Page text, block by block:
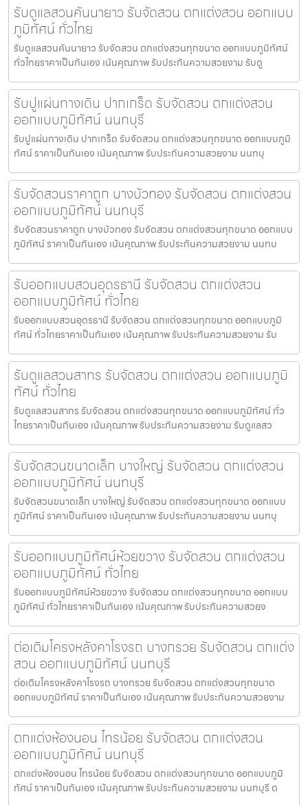
รับดูแลสวนคันนายาว รับจัดสวน ตกแต่งสวน ออกแบบ
ภูมิทัศน์ ทั่วไทย
รับดูแลสวนคันนายาว รับจัดสวน ตกแต่งสวนทุกขนาด ออกแบบภูมิทัศน์
ทั่วไทยราคาเป็นกันเอง เน้นคุณภาพ รับประกันความสวยงาม รับดู
รับปูแผ่นทางเดิน ปากเกร็ด รับจัดสวน ตกแต่งสวน
ออกแบบภูมิทัศน์ นนทบุรี
รับปูแผ่นทางเดิน ปากเกร็ด รับจัดสวน ตกแต่งสวนทุกขนาด ออกแบบภูมิ
ทัศน์ ราคาเป็นกันเอง เน้นคุณภาพ รับประกันความสวยงาม นนทบุ
รับจัดสวนราคาถูก บางบัวทอง รับจัดสวน ตกแต่งสวน
ออกแบบภูมิทัศน์ นนทบุรี
รับจัดสวนราคาถูก บางบัวทอง รับจัดสวน ตกแต่งสวนทุกขนาด ออกแบบ
ภูมิทัศน์ ราคาเป็นกันเอง เน้นคุณภาพ รับประกันความสวยงาม นนทบ
รับออกแบบสวนอุดรธานี รับจัดสวน ตกแต่งสวน
ออกแบบภูมิทัศน์ ทั่วไทย
รับออกแบบสวนอุดรธานี รับจัดสวน ตกแต่งสวนทุกขนาด ออกแบบภูมิ
ทัศน์ ทั่วไทยราคาเป็นกันเอง เน้นคุณภาพ รับประกันความสวยงาม รับ
รับดูแลสวนสาทร รับจัดสวน ตกแต่งสวน ออกแบบภูมิ
ทัศน์ ทั่วไทย
รับดูแลสวนสาทร รับจัดสวน ตกแต่งสวนทุกขนาด ออกแบบภูมิทัศน์ ทั่ว
ไทยราคาเป็นกันเอง เน้นคุณภาพ รับประกันความสวยงาม รับดูแลสว
รับจัดสวนขนาดเล็ก บางใหญ่ รับจัดสวน ตกแต่งสวน
ออกแบบภูมิทัศน์ นนทบุรี
รับจัดสวนขนาดเล็ก บางใหญ่ รับจัดสวน ตกแต่งสวนทุกขนาด ออกแบบ
ภูมิทัศน์ ราคาเป็นกันเอง เน้นคุณภาพ รับประกันความสวยงาม นนทบุ
รับออกแบบภูมิทัศน์ห้วยขวาง รับจัดสวน ตกแต่งสวน
ออกแบบภูมิทัศน์ ทั่วไทย
รับออกแบบภูมิทัศน์ห้วยขวาง รับจัดสวน ตกแต่งสวนทุกขนาด ออกแบบ
ภูมิทัศน์ ทั่วไทยราคาเป็นกันเอง เน้นคุณภาพ รับประกันความสวยง
ต่อเติมโครงหลังคาโรงรถ บางกรวย รับจัดสวน ตกแต่ง
สวน ออกแบบภูมิทัศน์ นนทบุรี
ต่อเติมโครงหลังคาโรงรถ บางกรวย รับจัดสวน ตกแต่งสวนทุกขนาด
ออกแบบภูมิทัศน์ ราคาเป็นกันเอง เน้นคุณภาพ รับประกันความสวยงาม
ตกแต่งห้องนอน ไทรน้อย รับจัดสวน ตกแต่งสวน
ออกแบบภูมิทัศน์ นนทบุรี
ตกแต่งห้องนอน ไทรน้อย รับจัดสวน ตกแต่งสวนทุกขนาด ออกแบบภูมิ
ทัศน์ ราคาเป็นกันเอง เน้นคุณภาพ รับประกันความสวยงาม นนทบุรี ต